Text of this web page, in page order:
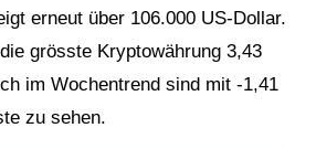
erneut über 106.000 US-Dollar.
grösste Kryptowährung 3,43
im Wochentrend sind mit -1,41
zu sehen.